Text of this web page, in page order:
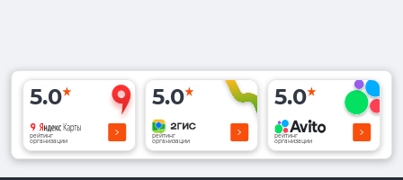
5.0
рейтинг
организации
5.0
рейтинг
организации
5.0
рейтинг
организации